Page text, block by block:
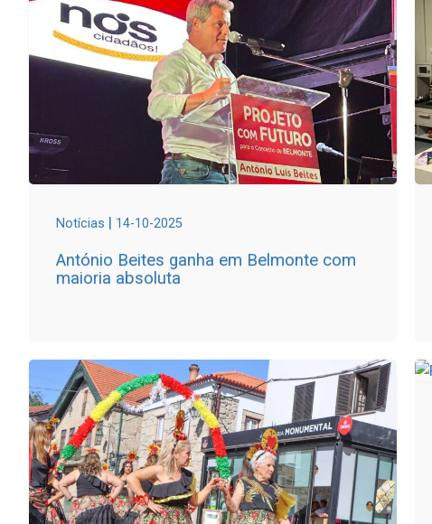
Notícias | 14-10-2025
António Beites ganha em Belmonte com
maioria absoluta